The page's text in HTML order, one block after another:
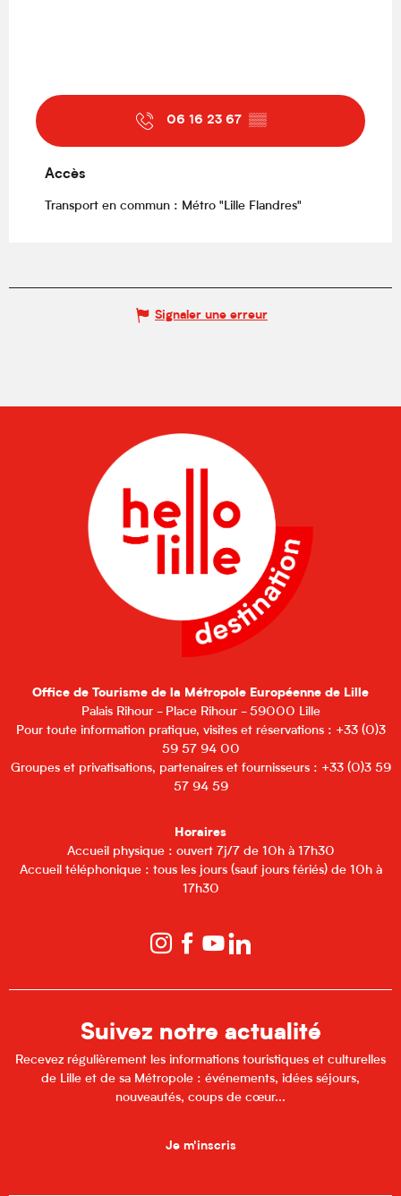
06 16 23 67 ▒▒
Accès
Accès
Transport en commun : Métro "Lille Flandres"
Signaler une erreur
Office de Tourisme de la Métropole Européenne de Lille
Palais Rihour - Place Rihour - 59000 Lille
Pour toute information pratique, visites et réservations : +33 (0)3
59 57 94 00
Groupes et privatisations, partenaires et fournisseurs : +33 (0)3 59
57 94 59
Horaires
Accueil physique : ouvert 7j/7 de 10h à 17h30
Accueil téléphonique : tous les jours (sauf jours fériés) de 10h à
17h30
Suivez notre actualité
Recevez régulièrement les informations touristiques et culturelles
de Lille et de sa Métropole : événements, idées séjours,
nouveautés, coups de cœur...
Je m'inscris